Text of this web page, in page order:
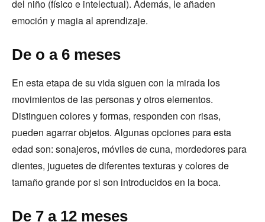
del niño (físico e intelectual). Además, le añaden
emoción y magia al aprendizaje.
De o a 6 meses
En esta etapa de su vida siguen con la mirada los
movimientos de las personas y otros elementos.
Distinguen colores y formas, responden con risas,
pueden agarrar objetos. Algunas opciones para esta
edad son: sonajeros, móviles de cuna, mordedores para
dientes, juguetes de diferentes texturas y colores de
tamaño grande por si son introducidos en la boca.
De 7 a 12 meses